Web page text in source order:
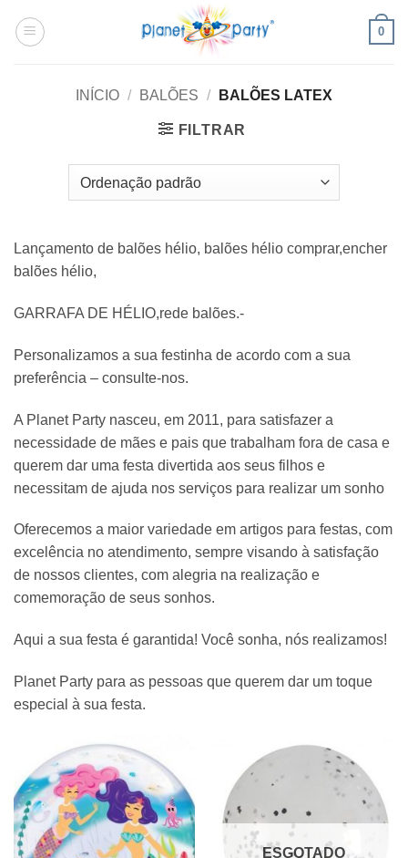
0
INÍCIO / BALÕES / BALÕES LATEX
FILTRAR
Lançamento de balões hélio, balões hélio comprar,encher
balões hélio,
GARRAFA DE HÉLIO,rede balões.-
Personalizamos a sua festinha de acordo com a sua
preferência – consulte-nos.
A Planet Party nasceu, em 2011, para satisfazer a
necessidade de mães e pais que trabalham fora de casa e
querem dar uma festa divertida aos seus filhos e
necessitam de ajuda nos serviços para realizar um sonho
Oferecemos a maior variedade em artigos para festas, com
excelência no atendimento, sempre visando à satisfação
de nossos clientes, com alegria na realização e
comemoração de seus sonhos.
Aqui a sua festa é garantida! Você sonha, nós realizamos!
Planet Party para as pessoas que querem dar um toque
especial à sua festa.
ESGOTADO